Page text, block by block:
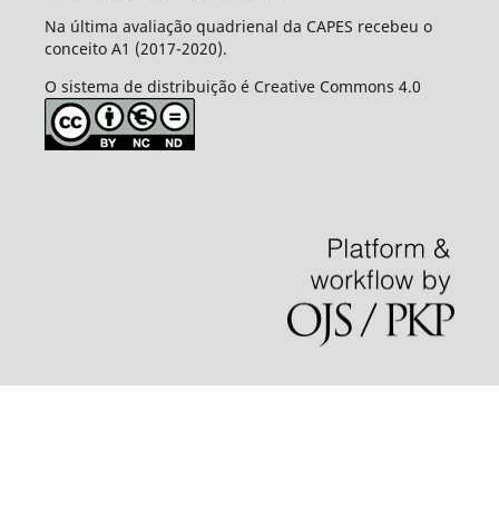
Na última avaliação quadrienal da CAPES recebeu o
conceito A1 (2017-2020).
O sistema de distribuição é Creative Commons 4.0